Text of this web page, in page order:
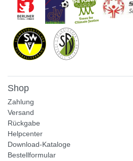
Shop
Zahlung
Versand
Rückgabe
Helpcenter
Download-Kataloge
Bestellformular